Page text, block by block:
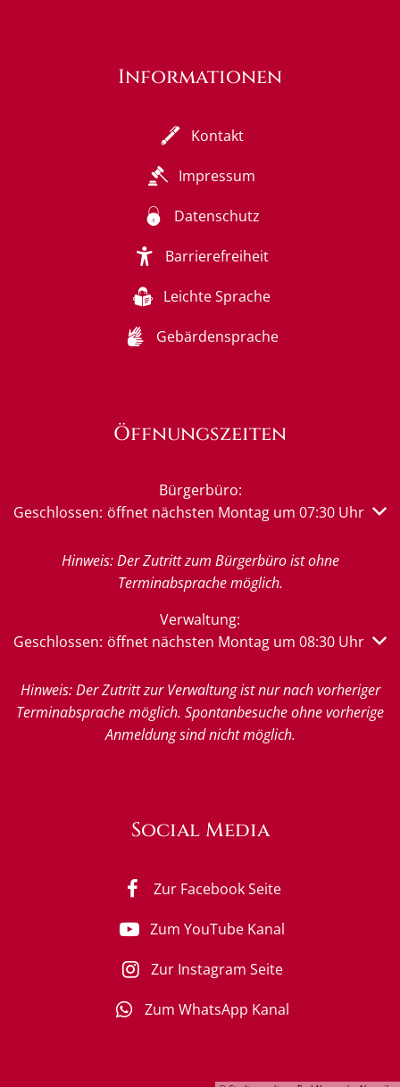
Informationen
Kontakt
Impressum
Datenschutz
Barrierefreiheit
Leichte Sprache
Gebärdensprache
Öffnungszeiten
Bürgerbüro:
Klicken, um weitere Öffnungs- oder Schließzeiten
Geschlossen: öffnet nächsten Montag um 07:30 Uhr
Hinweis: Der Zutritt zum Bürgerbüro ist ohne
Terminabsprache möglich.
Verwaltung:
Klicken, um weitere Öffnungs- oder Schließzeiten
Geschlossen: öffnet nächsten Montag um 08:30 Uhr
Hinweis: Der Zutritt zur Verwaltung ist nur nach vorheriger
Terminabsprache möglich. Spontanbesuche ohne vorherige
Anmeldung sind nicht möglich.
Social Media
Zur Facebook Seite
Zum YouTube Kanal
Zur Instagram Seite
Zum WhatsApp Kanal